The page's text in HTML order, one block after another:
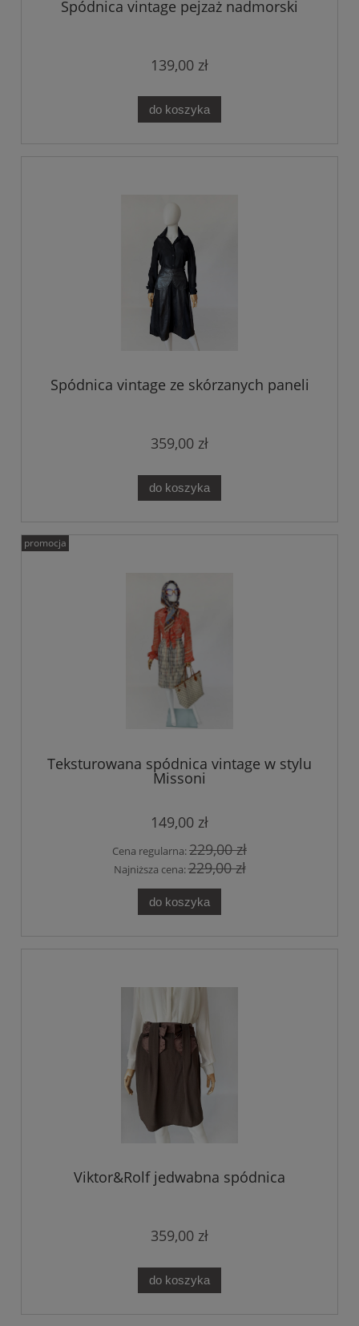
Spódnica vintage pejzaż nadmorski
139,00 zł
do koszyka
Spódnica vintage ze skórzanych paneli
359,00 zł
do koszyka
Teksturowana spódnica vintage w stylu
Missoni
149,00 zł
Cena regularna:229,00 zł
Najniższa cena:229,00 zł
do koszyka
promocja
Viktor&Rolf jedwabna spódnica
359,00 zł
do koszyka